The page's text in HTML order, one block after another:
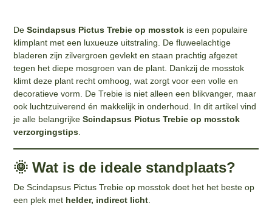
DeScindapsus Pictus Trebie op mosstok is een populaire
klimplant met een luxueuze uitstraling. De fluweelachtige
bladeren zijn zilvergroen gevlekt en staan prachtig afgezet
tegen het diepe mosgroen van de plant. Dankzij de mosstok
klimt deze plant recht omhoog, wat zorgt voor een volle en
decoratieve vorm. De Trebie is niet alleen een blikvanger, maar
ook luchtzuiverend én makkelijk in onderhoud. In dit artikel vind
je alle belangrijkeScindapsus Pictus Trebie op mosstok
verzorgingstips
🌞 Wat is de ideale standplaats?
De Scindapsus Pictus Trebie op mosstok doet het het beste op
een plek met helder, indirect licht